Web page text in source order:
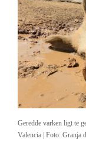
Geredde varken ligt te
Valencia | Foto: Granja